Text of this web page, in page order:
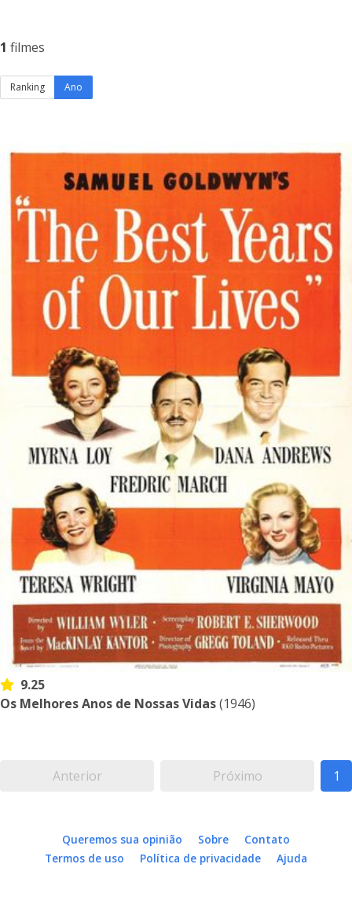
1 filmes
Ranking Ano
9.25
Os Melhores Anos de Nossas Vidas(1946)
Anterior Próximo 1
Queremos sua opinião Sobre
Contato
Termos de uso
Política de privacidade Ajuda